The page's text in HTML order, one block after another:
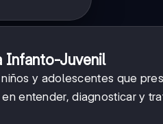
Infanto-Juvenil
y adolescentes que
entender, diagnosticar y